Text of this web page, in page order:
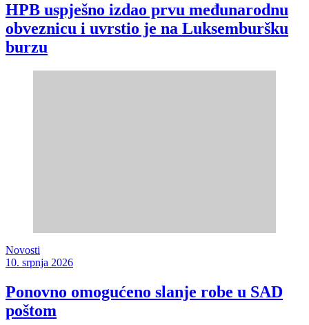
HPB uspješno izdao prvu međunarodnu
obveznicu i uvrstio je na Luksemburšku
burzu
Novosti
10. srpnja 2026
Ponovno omogućeno slanje robe u SAD
poštom